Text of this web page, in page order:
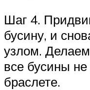
Шаг 4.
бусину, и
узлом. Делаем
все бусины
браслете.